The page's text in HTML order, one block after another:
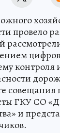
провело
контроля
совещания
ГКУ СО
и